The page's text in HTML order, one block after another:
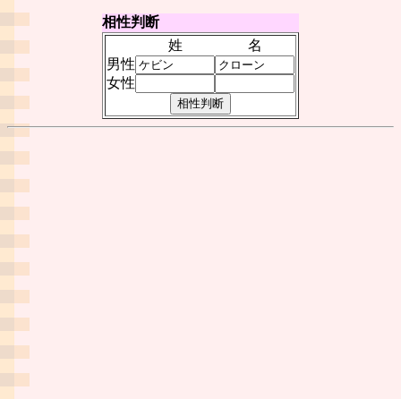
相性判断
姓
名
男性
女性